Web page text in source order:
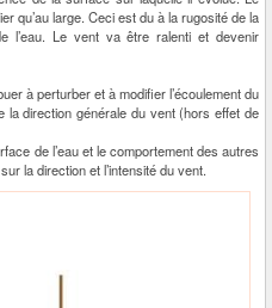
qu’au large. Ceci est du à la rugosité de la
l’eau. Le vent va être ralenti et devenir
à perturber et à modifier l’écoulement du
direction générale du vent (hors effet de
de l’eau et le comportement des autres
la direction et l’intensité du vent.